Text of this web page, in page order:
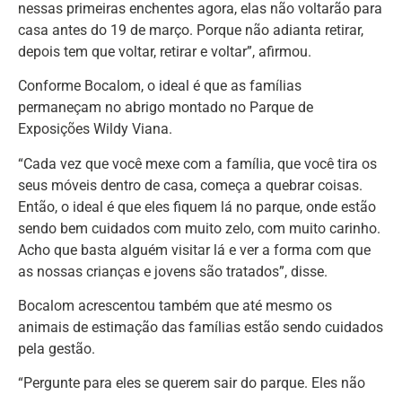
nessas primeiras enchentes agora, elas não voltarão para
casa antes do 19 de março. Porque não adianta retirar,
depois tem que voltar, retirar e voltar”, afirmou.
Conforme Bocalom, o ideal é que as famílias
permaneçam no abrigo montado no Parque de
Exposições Wildy Viana.
“Cada vez que você mexe com a família, que você tira os
seus móveis dentro de casa, começa a quebrar coisas.
Então, o ideal é que eles fiquem lá no parque, onde estão
sendo bem cuidados com muito zelo, com muito carinho.
Acho que basta alguém visitar lá e ver a forma com que
as nossas crianças e jovens são tratados”, disse.
Bocalom acrescentou também que até mesmo os
animais de estimação das famílias estão sendo cuidados
pela gestão.
“Pergunte para eles se querem sair do parque. Eles não